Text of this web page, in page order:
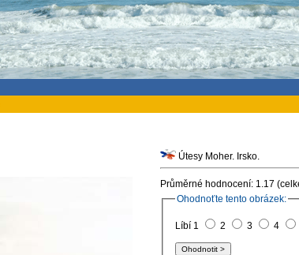
Útesy Moher. Irsko.
Průměrné hodnocení: 1.17
Ohodnoťte tento obrázek:
Líbí 1 2 3 4